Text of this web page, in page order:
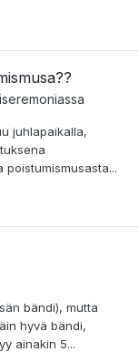
juhlapaikalla,
bändi), mutta
hyvä bändi,
ainakin 5...